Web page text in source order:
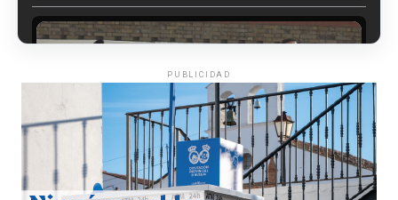
CUARTA CORRIDA DE LAS FIESTAS COLOMBINAS
PUBLICIDAD